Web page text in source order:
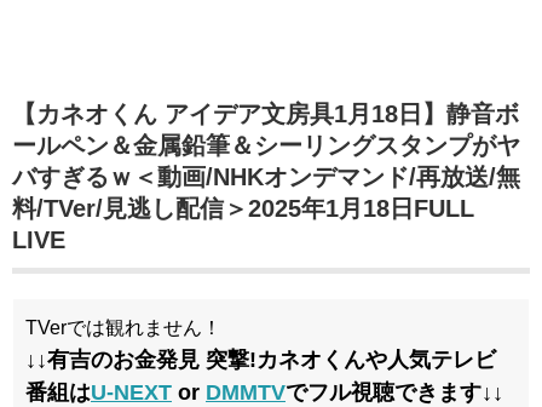
【カネオくん アイデア文房具1月18日】静音ボ
ールペン＆金属鉛筆＆シーリングスタンプがヤ
バすぎるｗ＜動画/NHKオンデマンド/再放送/無
料/TVer/見逃し配信＞2025年1月18日FULL
LIVE
TVerでは観れません！
↓↓有吉のお金発見 突撃!カネオくんや人気テレビ
番組はU-NEXT or DMMTVでフル視聴できます↓↓